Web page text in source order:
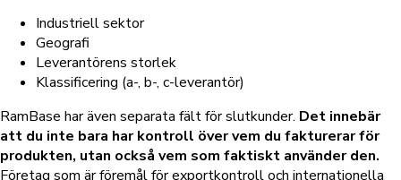
Industriell sektor
Geografi
Leverantörens storlek
Klassificering (a-, b-, c-leverantör)
RamBase har även separata fält för slutkunder. Det innebär
att du inte bara har kontroll över vem du fakturerar för
produkten, utan också vem som faktiskt använder den.
Företag som är föremål för exportkontroll och internationella